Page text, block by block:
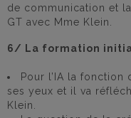
de communication et
GT avec Mme Klein.
6/ La formation
Pour l’IA la fonction
ses yeux et il va
Klein.